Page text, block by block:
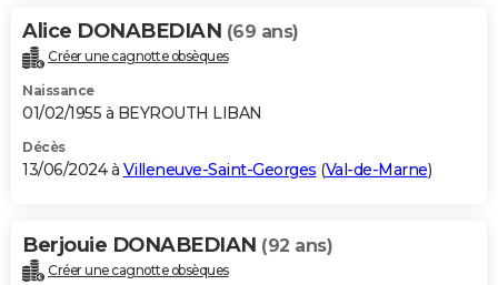
Alice DONABEDIAN (69 ans)
Créer une cagnotte obsèques
Naissance
01/02/1955 à BEYROUTH LIBAN
Décès
13/06/2024 à Villeneuve-Saint-Georges (Val-de-Marne)
Berjouie DONABEDIAN (92 ans)
Créer une cagnotte obsèques